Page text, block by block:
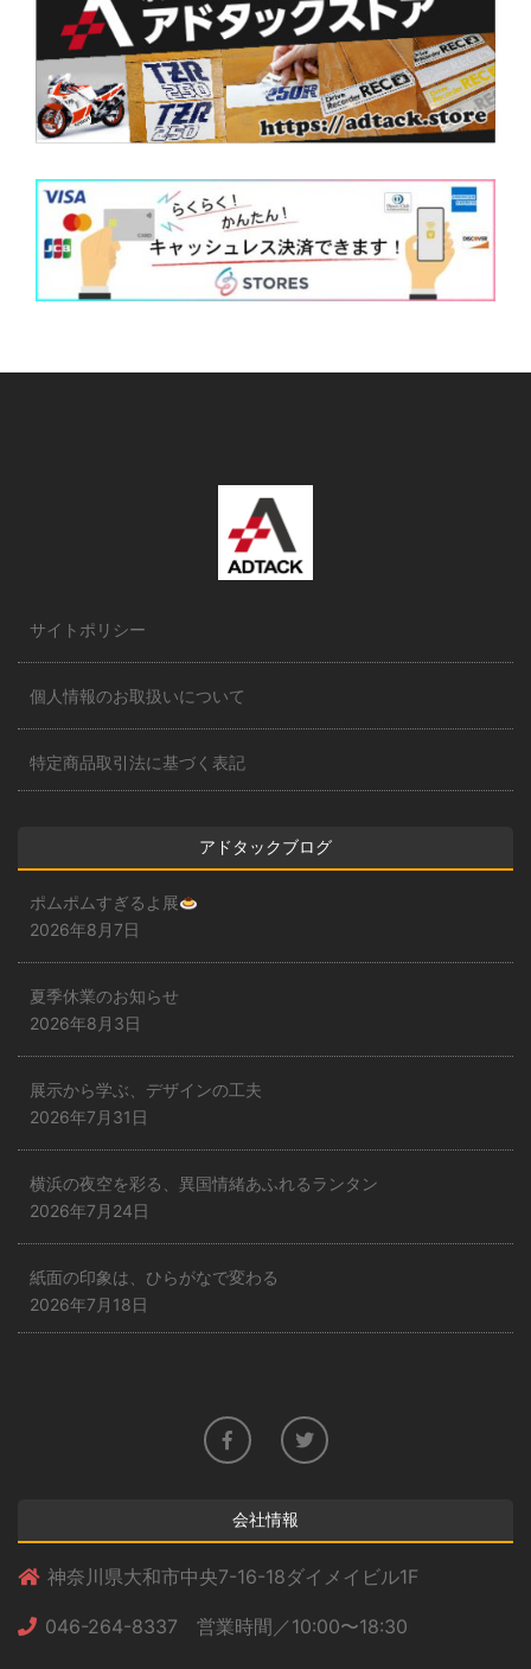
サイトポリシー
個人情報のお取扱いについて
特定商品取引法に基づく表記
アドタックブログ
ポムポムすぎるよ展
2026年8月7日
夏季休業のお知らせ
2026年8月3日
展示から学ぶ、デザインの工夫
2026年7月31日
横浜の夜空を彩る、異国情緒あふれるランタン
2026年7月24日
紙面の印象は、ひらがなで変わる
2026年7月18日
会社情報
神奈川県大和市中央7-16-18ダイメイビル1F
046-264-8337 営業時間／10:00〜18:30